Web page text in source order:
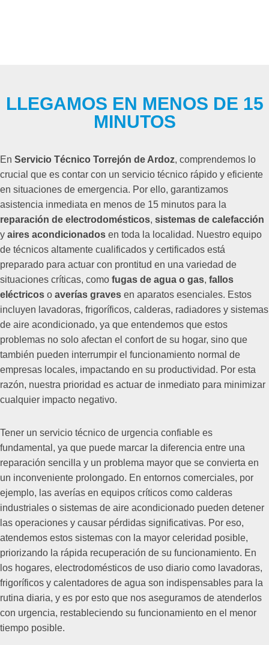
LLEGAMOS EN MENOS DE 15
MINUTOS
En Servicio Técnico Torrejón de Ardoz, comprendemos lo
crucial que es contar con un servicio técnico rápido y eficiente
en situaciones de emergencia. Por ello, garantizamos
asistencia inmediata en menos de 15 minutos para la
reparación de electrodomésticos, sistemas de calefacción
y aires acondicionados en toda la localidad. Nuestro equipo
de técnicos altamente cualificados y certificados está
preparado para actuar con prontitud en una variedad de
situaciones críticas, como fugas de agua o gas, fallos
eléctricos o averías graves en aparatos esenciales. Estos
incluyen lavadoras, frigoríficos, calderas, radiadores y sistemas
de aire acondicionado, ya que entendemos que estos
problemas no solo afectan el confort de su hogar, sino que
también pueden interrumpir el funcionamiento normal de
empresas locales, impactando en su productividad. Por esta
razón, nuestra prioridad es actuar de inmediato para minimizar
cualquier impacto negativo.
Tener un servicio técnico de urgencia confiable es
fundamental, ya que puede marcar la diferencia entre una
reparación sencilla y un problema mayor que se convierta en
un inconveniente prolongado. En entornos comerciales, por
ejemplo, las averías en equipos críticos como calderas
industriales o sistemas de aire acondicionado pueden detener
las operaciones y causar pérdidas significativas. Por eso,
atendemos estos sistemas con la mayor celeridad posible,
priorizando la rápida recuperación de su funcionamiento. En
los hogares, electrodomésticos de uso diario como lavadoras,
frigoríficos y calentadores de agua son indispensables para la
rutina diaria, y es por esto que nos aseguramos de atenderlos
con urgencia, restableciendo su funcionamiento en el menor
tiempo posible.